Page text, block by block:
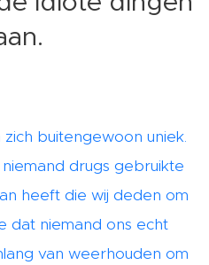
buitengewoon uniek.
drugs gebruikte
heeft die wij deden om
dat niemand ons echt
van weerhouden om